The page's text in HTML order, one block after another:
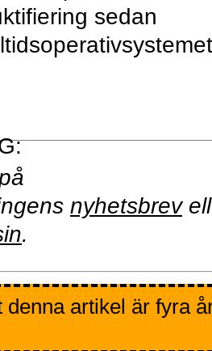
sedan
nyhetsbrev
.
denna artikel är fyra